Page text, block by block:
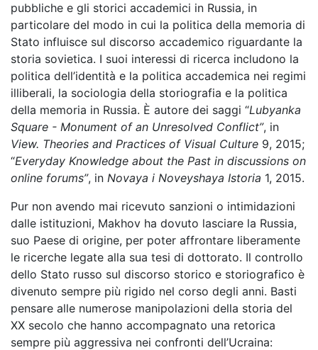
pubbliche e gli storici accademici in Russia, in
particolare del modo in cui la politica della memoria di
Stato influisce sul discorso accademico riguardante la
storia sovietica. I suoi interessi di ricerca includono la
politica dell’identità e la politica accademica nei regimi
illiberali, la sociologia della storiografia e la politica
della memoria in Russia. È autore dei saggi “Lubyanka
Square - Monument of an Unresolved Conflict”, in
View. Theories and Practices of Visual Culture 9, 2015;
“Everyday Knowledge about the Past in discussions on
online forums”, in Novaya i Noveyshaya Istoria 1, 2015.
Pur non avendo mai ricevuto sanzioni o intimidazioni
dalle istituzioni, Makhov ha dovuto lasciare la Russia,
suo Paese di origine, per poter affrontare liberamente
le ricerche legate alla sua tesi di dottorato. Il controllo
dello Stato russo sul discorso storico e storiografico è
divenuto sempre più rigido nel corso degli anni. Basti
pensare alle numerose manipolazioni della storia del
XX secolo che hanno accompagnato una retorica
sempre più aggressiva nei confronti dell’Ucraina: